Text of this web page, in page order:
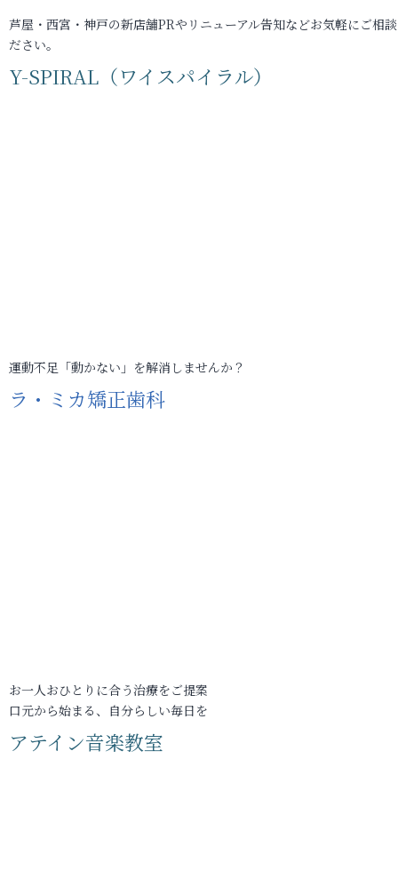
芦屋・西宮・神戸の新店舗PRやリニューアル告知などお気軽にご相
ださい。
Y-SPIRAL（ワイスパイラル）
運動不足「動かない」を解消しませんか？
ラ・ミカ矯正歯科
お一人おひとりに合う治療をご提案
口元から始まる、自分らしい毎日を
アテイン音楽教室